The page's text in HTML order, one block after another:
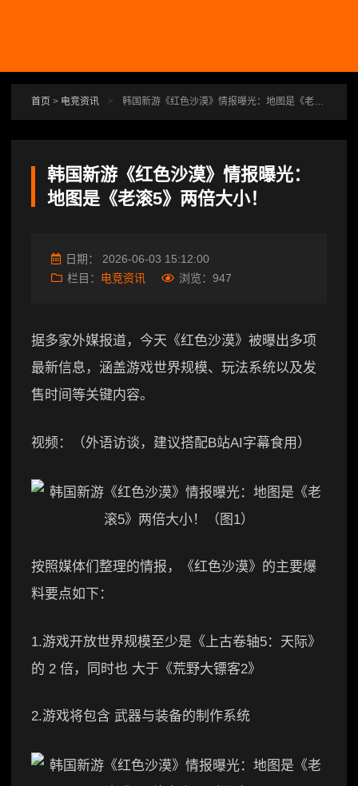
首页 > 电竞资讯 > 韩国新游《红色沙漠》情报曝光：地图是《老滚5》两倍大小！
韩国新游《红色沙漠》情报曝光：
地图是《老滚5》两倍大小！
日期： 2026-06-03 15:12:00
栏目： 电竞资讯 浏览： 947
据多家外媒报道，今天《红色沙漠》被曝出多项
最新信息，涵盖游戏世界规模、玩法系统以及发
售时间等关键内容。
视频：（外语访谈，建议搭配B站AI字幕食用）
按照媒体们整理的情报，《红色沙漠》的主要爆
料要点如下：
1.游戏开放世界规模至少是《上古卷轴5：天际》
的 2 倍，同时也 大于《荒野大镖客2》
2.游戏将包含 武器与装备的制作系统